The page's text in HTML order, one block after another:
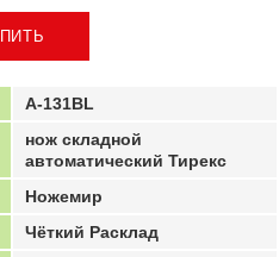
A-131BL
нож складной
автоматический Тирекс
Ножемир
Чёткий Расклад